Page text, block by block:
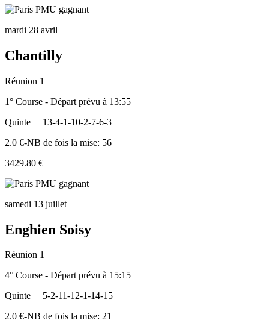
mardi 28 avril
Chantilly
Réunion 1
1° Course - Départ prévu à 13:55
Quinte
13-4-1-10-2-7-6-3
2.0 €-NB de fois la mise: 56
3429.80 €
samedi 13 juillet
Enghien Soisy
Réunion 1
4° Course - Départ prévu à 15:15
Quinte
5-2-11-12-1-14-15
2.0 €-NB de fois la mise: 21